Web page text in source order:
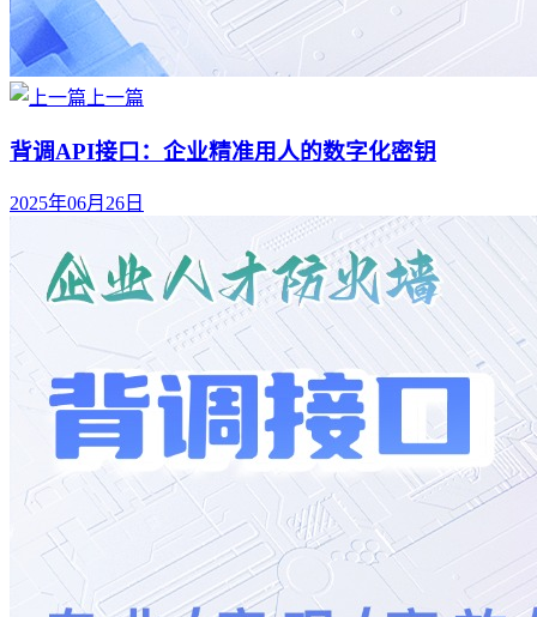
上一篇
背调API接口：企业精准用人的数字化密钥​
2025年06月26日